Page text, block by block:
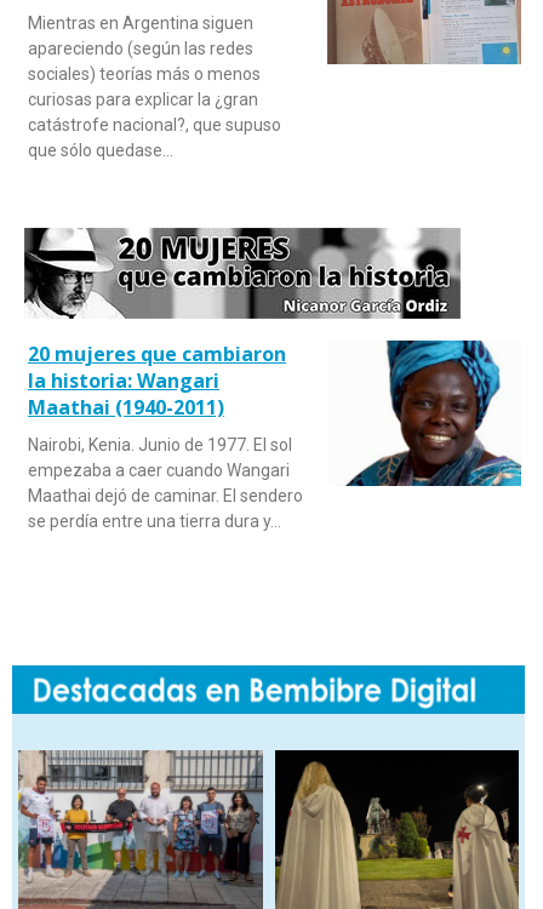
Mientras en Argentina siguen
apareciendo (según las redes
sociales) teorías más o menos
curiosas para explicar la ¿gran
catástrofe nacional?, que supuso
que sólo quedase…
20 mujeres que cambiaron
la historia: Wangari
Maathai (1940-2011)
Nairobi, Kenia. Junio de 1977. El sol
empezaba a caer cuando Wangari
Maathai dejó de caminar. El sendero
se perdía entre una tierra dura y…